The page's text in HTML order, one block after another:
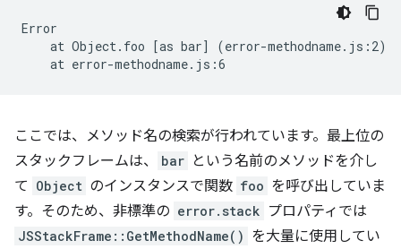
at Object.foo [as bar] (error-methodname.js:2)
at
ここでは、メソッド名の検索が行われています。最上位の
スタックフレームは、
bar という名前のメソッドを介し
て Object のインスタンスで関数 foo を呼び出していま
す。そのため、非標準の error.stack プロパティでは
JSStackFrame::GetMethodName() を大量に使用してい